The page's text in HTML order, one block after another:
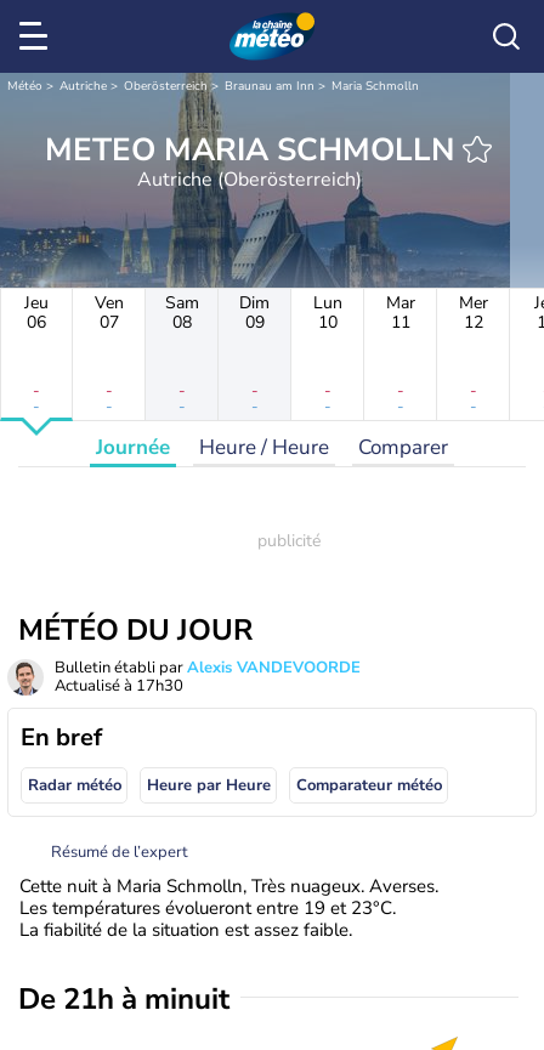
Météo Autriche Oberösterreich Braunau am Inn Maria Schmolln
METEO MARIA SCHMOLLN
Autriche (Oberösterreich)
Jeu
06
-
-
Ven
07
-
-
Sam
08
-
-
Dim
09
-
-
Lun
10
-
-
Mar
11
-
-
Mer
12
-
-
Journée Heure / Heure Comparer
MÉTÉO DU JOUR
Bulletin établi parAlexis VANDEVOORDE
Actualisé à 17h30
En bref
Radar météo Heure par Heure Comparateur météo
Résumé de l’expert
Cette nuit à Maria Schmolln, Très nuageux. Averses.
Les températures évolueront entre 19 et 23°C.
La fiabilité de la situation est assez faible.
De 21h à minuit